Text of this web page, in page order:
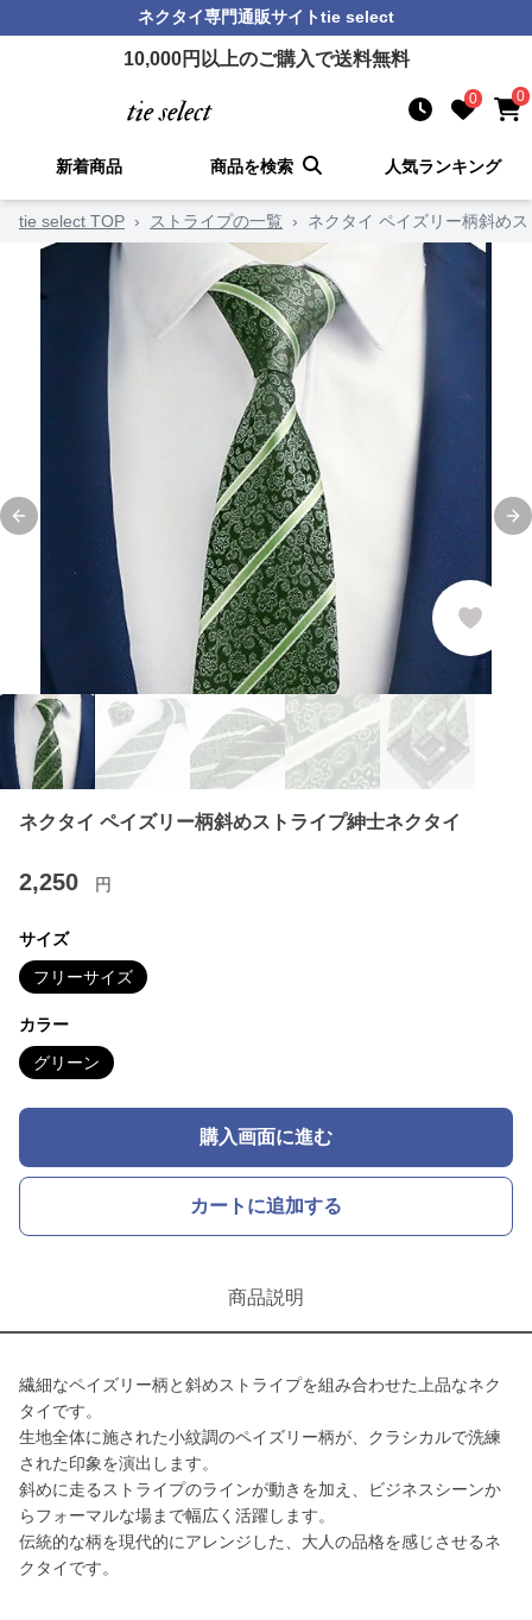
ネクタイ専門通販サイトtie select
10,000円以上のご購入で送料無料
0 0
新着商品 商品を検索 人気ランキング
tie select TOP › ストライプの一覧 › ネクタイ ペイズリー柄斜め
Previous slide
ネクタイ ペイズリー柄斜めストライプ紳士ネクタイ
2,250 円
サイズ
フリーサイズ
カラー
グリーン
購入画面に進む
カートに追加する
商品説明
繊細なペイズリー柄と斜めストライプを組み合わせた上品なネク
タイです。
生地全体に施された小紋調のペイズリー柄が、クラシカルで洗練
された印象を演出します。
斜めに走るストライプのラインが動きを加え、ビジネスシーンか
らフォーマルな場まで幅広く活躍します。
伝統的な柄を現代的にアレンジした、大人の品格を感じさせるネ
クタイです。